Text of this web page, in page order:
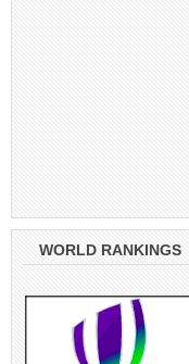
WORLD RANKINGS